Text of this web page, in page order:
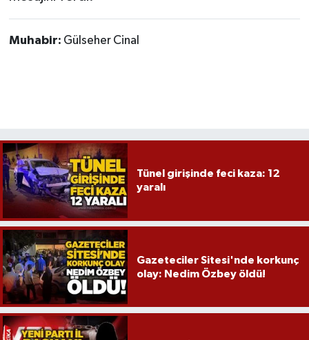
Muhabir: Gülseher Cinal
Tünel girişinde feci kaza: 12
yaralı
Gazeteciler Sitesi'nde korkunç
olay: Nedim Özbey öldü!